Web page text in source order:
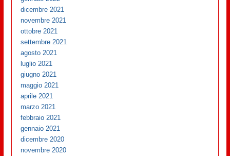
dicembre 2021
novembre 2021
ottobre 2021
settembre 2021
agosto 2021
luglio 2021
giugno 2021
maggio 2021
aprile 2021
marzo 2021
febbraio 2021
gennaio 2021
dicembre 2020
novembre 2020